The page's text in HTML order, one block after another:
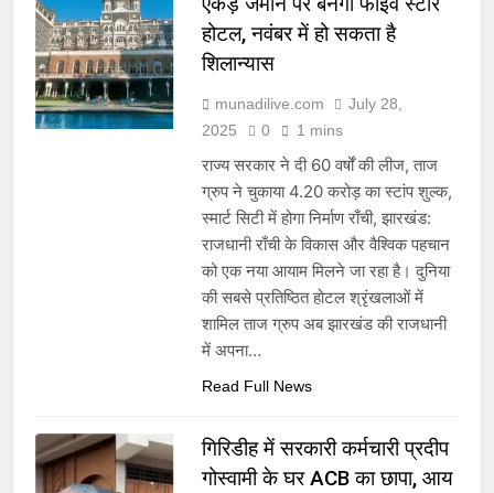
होटल, नवंबर में हो सकता है
शिलान्यास
munadilive.com
July 28,
2025
0 1 mins
राज्य सरकार ने दी 60 वर्षों की लीज, ताज
ग्रुप ने चुकाया 4.20 करोड़ का स्टांप शुल्क,
स्मार्ट सिटी में होगा निर्माण राँची, झारखंड:
राजधानी राँची के विकास और वैश्विक पहचान
को एक नया आयाम मिलने जा रहा है। दुनिया
की सबसे प्रतिष्ठित होटल श्रृंखलाओं में
शामिल ताज ग्रुप अब झारखंड की राजधानी
में अपना…
Read Full News
गिरिडीह में सरकारी कर्मचारी प्रदीप
गोस्वामी के घर ACB का छापा, आय